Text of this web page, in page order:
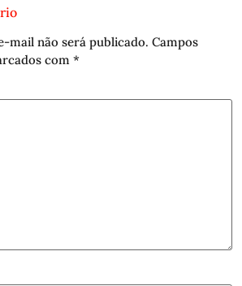
mail não será publicado. Campos
com *